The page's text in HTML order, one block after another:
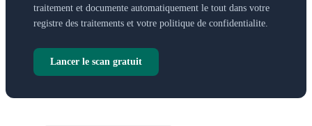
traitement et documente automatiquement le tout dans votre
registre des traitements et votre politique de confidentialite.
Lancer le scan gratuit